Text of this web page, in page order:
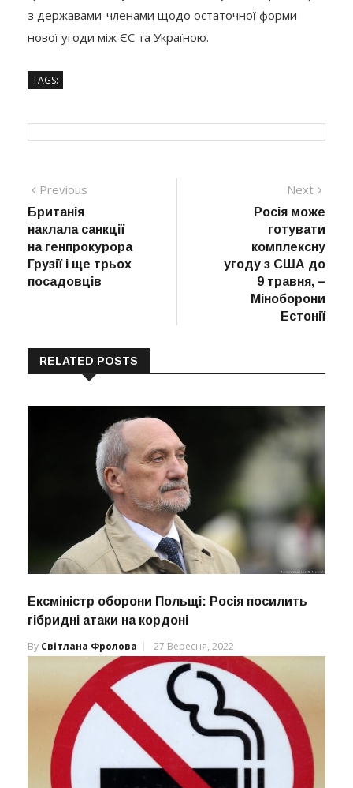
з державами-членами щодо остаточної форми
нової угоди між ЄС та Україною.
TAGS:
Навігація
записів
Previous
Британія
наклала санкції
на генпрокурора
Грузії і ще трьох
посадовців
Next
Росія може
готувати
комплексну
угоду з США до
9 травня, –
Міноборони
Естонії
RELATED POSTS
Ексміністр оборони Польщі: Росія посилить
гібридні атаки на кордоні
By Світлана Фролова 27 Вересня, 2022